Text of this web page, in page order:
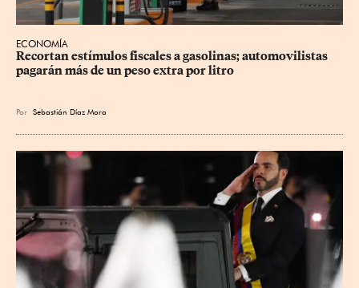
ECONOMÍA
Recortan estímulos fiscales a gasolinas; automovilistas
pagarán más de un peso extra por litro
Por Sebastián Díaz Mora